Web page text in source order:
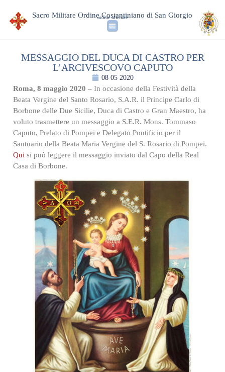
Sacro Militare Ordine Costantiniano di San Giorgio
ordine ufficiale
MESSAGGIO DEL DUCA DI CASTRO PER
L’ARCIVESCOVO CAPUTO
08 05 2020
Roma, 8 maggio 2020 – In occasione della Festività della
Beata Vergine del Santo Rosario, S.A.R. il Principe Carlo di
Borbone delle Due Sicilie, Duca di Castro e Gran Maestro, ha
voluto trasmettere un messaggio a S.E.R. Mons. Tommaso
Caputo, Prelato di Pompei e Delegato Pontificio per il
Santuario della Beata Maria Vergine del S. Rosario di Pompei.
Quisi può leggere il messaggio inviato dal Capo della Real
Casa di Borbone.